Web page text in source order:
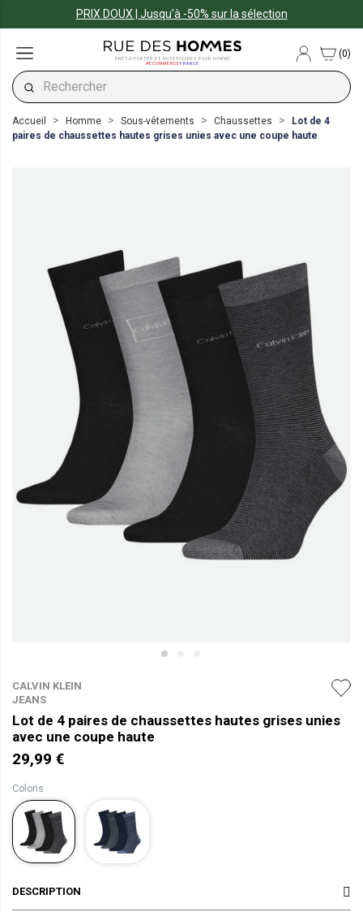
PRIX DOUX | Jusqu'à -50% sur la sélection
PRÊT-À-PORTER ET ACCESSOIRES POUR HOMME
#ECOMMERCEFRANCE
(0)
Accueil Homme Sous-vêtements Chaussettes
Lot de 4
paires de chaussettes hautes grises unies avec une coupe haute
CALVIN KLEIN
JEANS
Lot de 4 paires de chaussettes hautes grises unies
avec une coupe haute
29,99 €
Coloris
DESCRIPTION